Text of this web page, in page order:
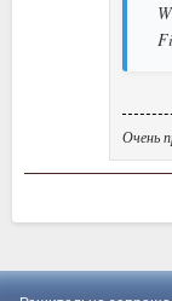
Очень